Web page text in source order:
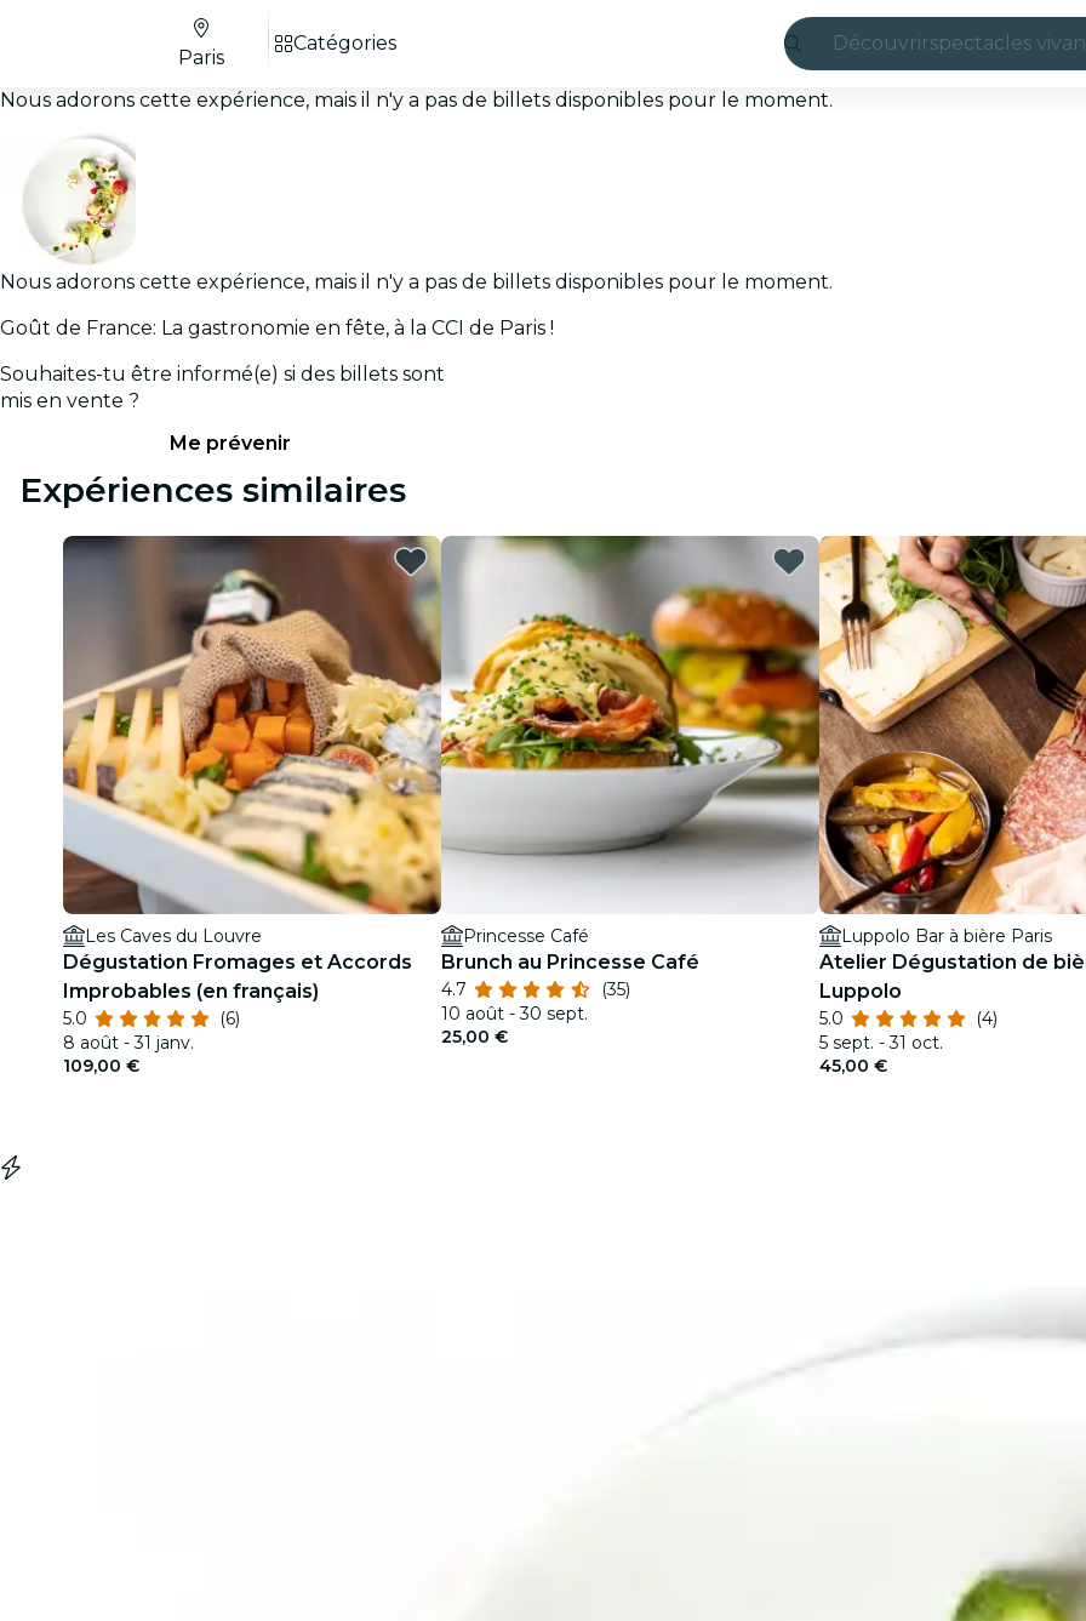
Découvrirspectacles
restaurants
cinéma
Paris
Catégories
Nous adorons cette expérience, mais il n'y a pas de billets disponibles pour le moment.
Nous adorons cette expérience, mais il n'y a pas de billets disponibles pour le moment.
Goût de France: La gastronomie en fête, à la CCI de Paris !
Souhaites-tu être informé(e) si des billets sont
mis en vente ?
Me prévenir
Expériences similaires
Les Caves du Louvre
Dégustation Fromages et Accords
Improbables (en français)
5.0
(6)
8 août - 31 janv.
109,00 €
Princesse Café
Brunch au Princesse Café
4.7
(35)
10 août - 30 sept.
25,00 €
Luppolo Bar à bière Paris
Atelier Dégustation de
Luppolo
5.0
(4)
5 sept. - 31 oct.
45,00 €